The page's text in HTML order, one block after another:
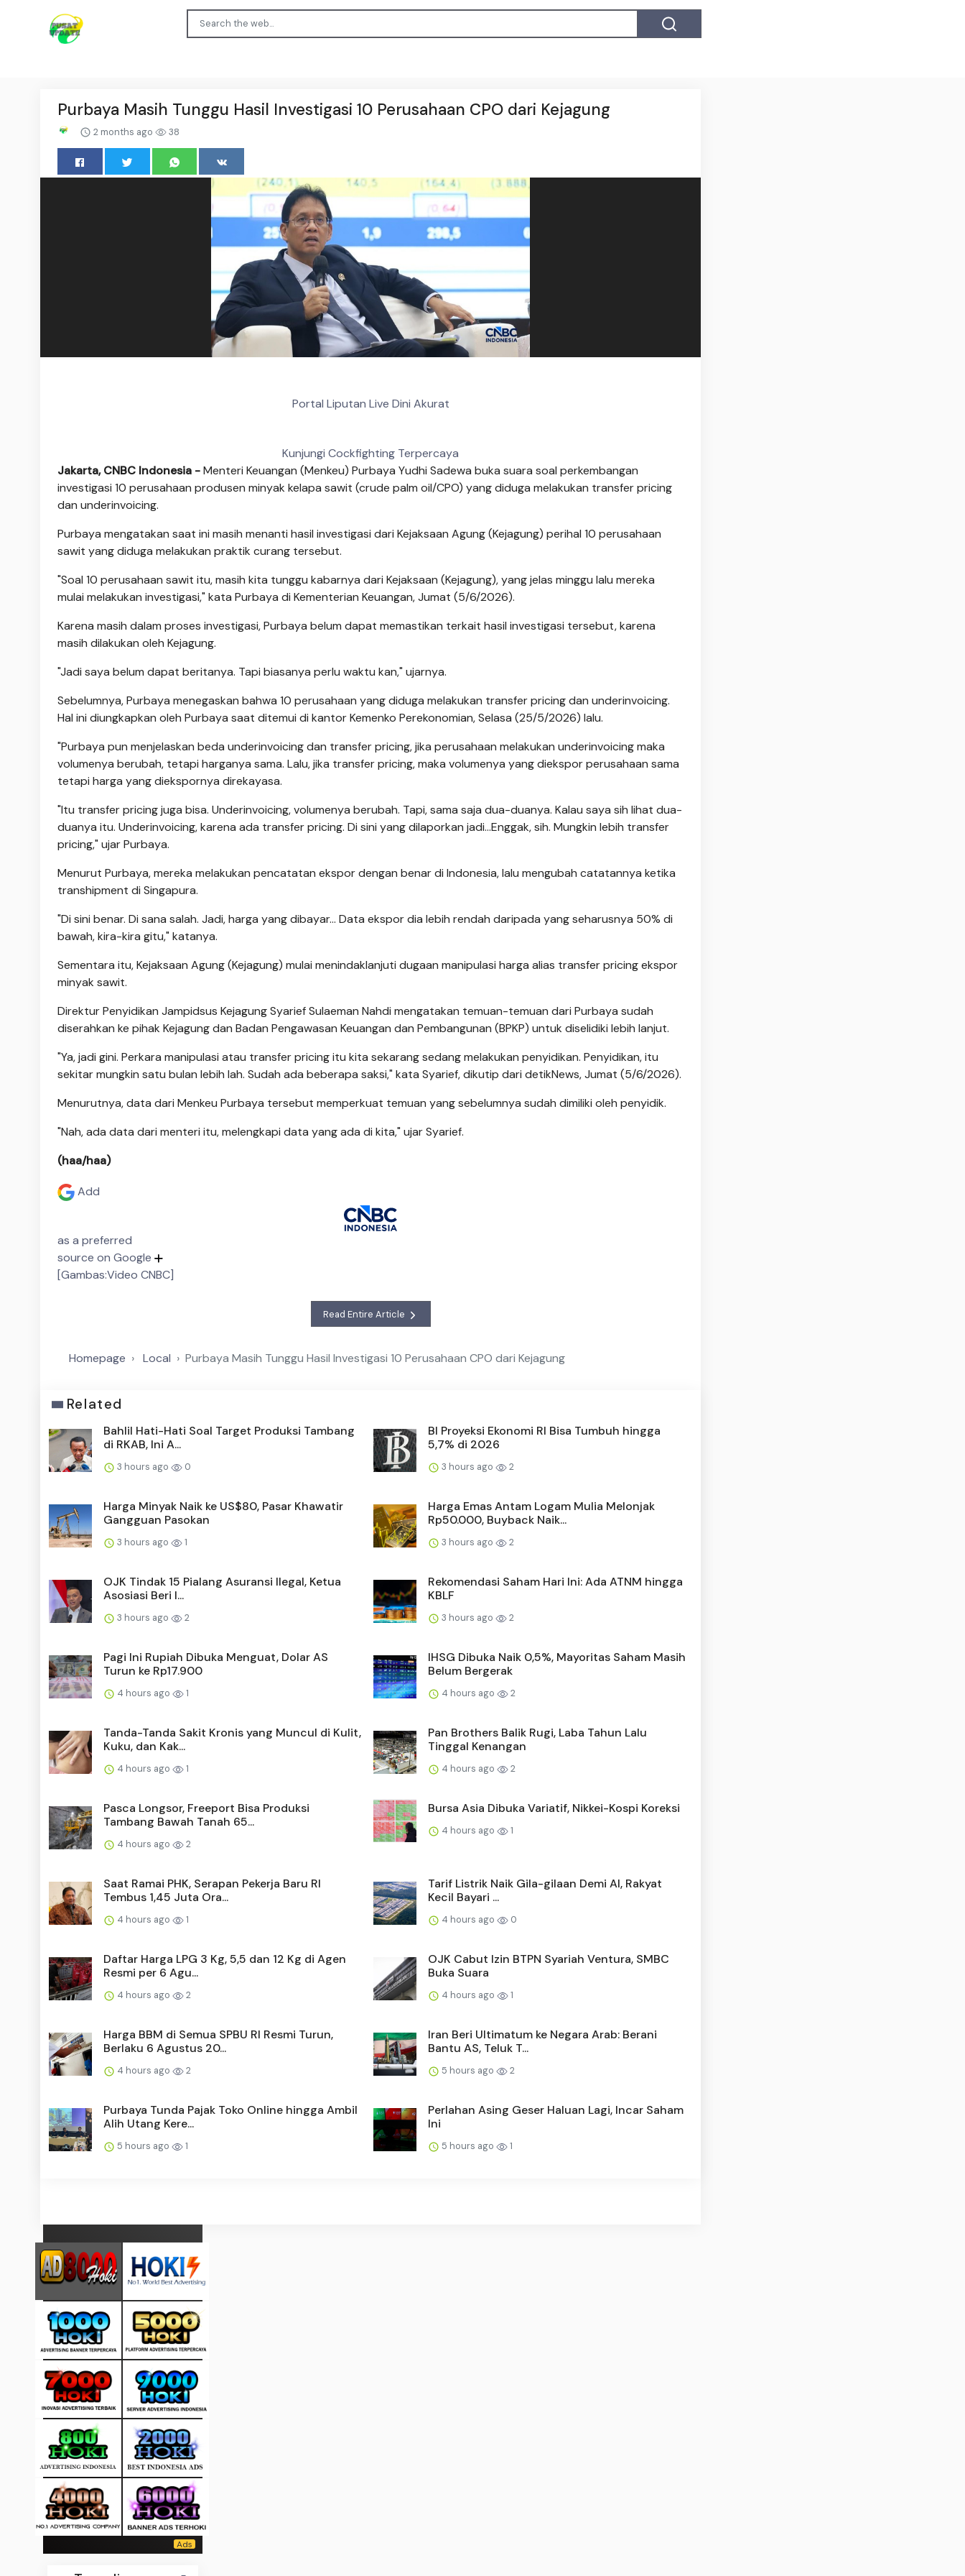
Purbaya Masih Tunggu Hasil Investigasi 10 Perusahaan CPO dari Kejagung
2 months ago 38
Portal Liputan Live Dini Akurat
Kunjungi Cockfighting Terpercaya
Jakarta, CNBC Indonesia -Menteri Keuangan (Menkeu) Purbaya Yudhi Sadewa buka suara soal perkembangan
investigasi 10 perusahaan produsen minyak kelapa sawit (crude palm oil/CPO) yang diduga melakukan transfer pricing
dan underinvoicing.
Purbaya mengatakan saat ini masih menanti hasil investigasi dari Kejaksaan Agung (Kejagung) perihal 10 perusahaan
sawit yang diduga melakukan praktik curang tersebut.
"Soal 10 perusahaan sawit itu, masih kita tunggu kabarnya dari Kejaksaan (Kejagung), yang jelas minggu lalu mereka
mulai melakukan investigasi," kata Purbaya di Kementerian Keuangan, Jumat (5/6/2026).
Karena masih dalam proses investigasi, Purbaya belum dapat memastikan terkait hasil investigasi tersebut, karena
masih dilakukan oleh Kejagung.
"Jadi saya belum dapat beritanya. Tapi biasanya perlu waktu kan," ujarnya.
Sebelumnya, Purbaya menegaskan bahwa 10 perusahaan yang diduga melakukan transfer pricing dan underinvoicing.
Hal ini diungkapkan oleh Purbaya saat ditemui di kantor Kemenko Perekonomian, Selasa (25/5/2026) lalu.
"Purbaya pun menjelaskan beda underinvoicing dan transfer pricing, jika perusahaan melakukan underinvoicing maka
volumenya berubah, tetapi harganya sama. Lalu, jika transfer pricing, maka volumenya yang diekspor perusahaan sama
tetapi harga yang diekspornya direkayasa.
"Itu transfer pricing juga bisa. Underinvoicing, volumenya berubah. Tapi, sama saja dua-duanya. Kalau saya sih lihat dua-
duanya itu. Underinvoicing, karena ada transfer pricing. Di sini yang dilaporkan jadi...Enggak, sih. Mungkin lebih transfer
pricing," ujar Purbaya.
Menurut Purbaya, mereka melakukan pencatatan ekspor dengan benar di Indonesia, lalu mengubah catatannya ketika
transhipment di Singapura.
"Di sini benar. Di sana salah. Jadi, harga yang dibayar... Data ekspor dia lebih rendah daripada yang seharusnya 50% di
bawah, kira-kira gitu," katanya.
Sementara itu, Kejaksaan Agung (Kejagung) mulai menindaklanjuti dugaan manipulasi harga alias transfer pricing ekspor
minyak sawit.
Direktur Penyidikan Jampidsus Kejagung Syarief Sulaeman Nahdi mengatakan temuan-temuan dari Purbaya sudah
diserahkan ke pihak Kejagung dan Badan Pengawasan Keuangan dan Pembangunan (BPKP) untuk diselidiki lebih lanjut.
"Ya, jadi gini. Perkara manipulasi atau transfer pricing itu kita sekarang sedang melakukan penyidikan. Penyidikan, itu
sekitar mungkin satu bulan lebih lah. Sudah ada beberapa saksi," kata Syarief, dikutip dari detikNews, Jumat (5/6/2026).
Menurutnya, data dari Menkeu Purbaya tersebut memperkuat temuan yang sebelumnya sudah dimiliki oleh penyidik.
"Nah, ada data dari menteri itu, melengkapi data yang ada di kita," ujar Syarief.
(haa/haa)
Add
as a preferred
source on Google
[Gambas:Video CNBC]
Read Entire Article
Homepage Local Purbaya Masih Tunggu Hasil Investigasi 10 Perusahaan CPO dari Kejagung
Related
Bahlil Hati-Hati Soal Target Produksi Tambang
di RKAB, Ini A...
3 hours ago 0
BI Proyeksi Ekonomi RI Bisa Tumbuh hingga
5,7% di 2026
3 hours ago 2
Harga Minyak Naik ke US$80, Pasar Khawatir
Gangguan Pasokan
3 hours ago 1
Harga Emas Antam Logam Mulia Melonjak
Rp50.000, Buyback Naik...
3 hours ago 2
OJK Tindak 15 Pialang Asuransi Ilegal, Ketua
Asosiasi Beri I...
3 hours ago 2
Rekomendasi Saham Hari Ini: Ada ATNM hingga
KBLF
3 hours ago 2
Pagi Ini Rupiah Dibuka Menguat, Dolar AS
Turun ke Rp17.900
4 hours ago 1
IHSG Dibuka Naik 0,5%, Mayoritas Saham Masih
Belum Bergerak
4 hours ago 2
Tanda-Tanda Sakit Kronis yang Muncul di Kulit,
Kuku, dan Kak...
4 hours ago 1
Pan Brothers Balik Rugi, Laba Tahun Lalu
Tinggal Kenangan
4 hours ago 2
Pasca Longsor, Freeport Bisa Produksi
Tambang Bawah Tanah 65...
4 hours ago 2
Bursa Asia Dibuka Variatif, Nikkei-Kospi Koreksi
4 hours ago 1
Saat Ramai PHK, Serapan Pekerja Baru RI
Tembus 1,45 Juta Ora...
4 hours ago 1
Tarif Listrik Naik Gila-gilaan Demi AI, Rakyat
Kecil Bayari ...
4 hours ago 0
Daftar Harga LPG 3 Kg, 5,5 dan 12 Kg di Agen
Resmi per 6 Agu...
4 hours ago 2
OJK Cabut Izin BTPN Syariah Ventura, SMBC
Buka Suara
4 hours ago 1
Harga BBM di Semua SPBU RI Resmi Turun,
Berlaku 6 Agustus 20...
4 hours ago 2
Iran Beri Ultimatum ke Negara Arab: Berani
Bantu AS, Teluk T...
5 hours ago 2
Purbaya Tunda Pajak Toko Online hingga Ambil
Alih Utang Kere...
5 hours ago 1
Perlahan Asing Geser Haluan Lagi, Incar Saham
Ini
5 hours ago 1